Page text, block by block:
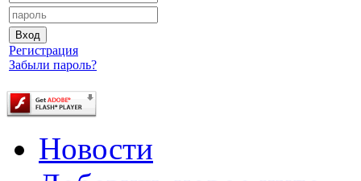
Регистрация
Забыли пароль?
Новости